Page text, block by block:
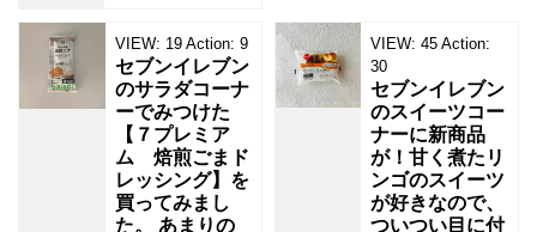
VIEW: 19 Action: 9
セブンイレブン
のサラダコーナ
ーでみつけた
【７プレミア
ム 焙煎ごまド
レッシング】を
買ってみまし
た。 あまりの
VIEW: 45 Action:
30
セブンイレブン
のスイーツコー
ナーに新商品
が！甘く煮たリ
ンゴのスイーツ
が好きなので、
ついつい目に付